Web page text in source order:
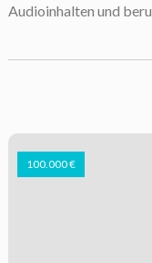
Audioinhalten und
100.000 €